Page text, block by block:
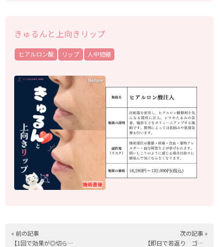
きゅるんと上向きリップ
ヒアルロン酸 リップ 人中短縮
« 前の記事
【1回で効果が◎切らないリフトアップ】50代モニター様
次の記事 »
【即日で若返り ゴルゴライン改善】ヒアルロン酸・30代モニター様